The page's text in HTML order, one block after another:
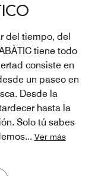
del tiempo, del
tiene todo
consiste en
un paseo en
Desde la
hasta la
Solo tú sabes
... Ver más